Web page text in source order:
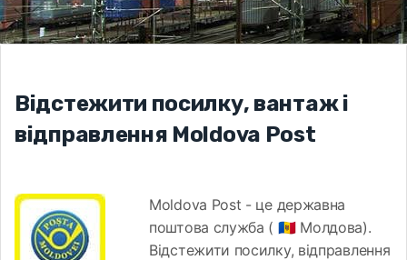
Відстежити посилку, вантаж і
відправлення Moldova Post
Moldova Post - це державна
поштова служба ( 🇲🇩 Молдова).
Відстежити посилку, відправлення